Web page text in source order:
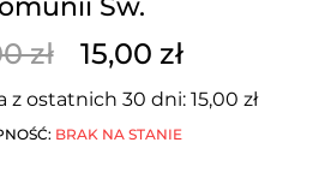
Św.
zł 15,00 zł
z ostatnich 30 dni: 15,00 zł
BRAK NA STANIE